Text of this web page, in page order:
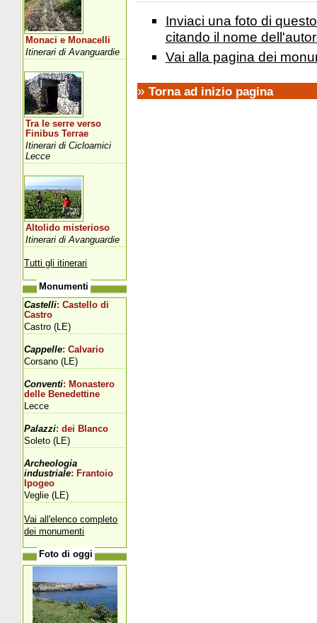
Inviaci una foto di
citando il nome
Vai alla pagina dei
» Torna ad inizio pagina
Monaci e Monacelli
Itinerari di Avanguardie
Tra le serre verso
Finibus Terrae
Itinerari di Cicloamici
Lecce
Altolido misterioso
Itinerari di Avanguardie
Tutti gli itinerari
Monumenti
Castelli: Castello di
Castro
Castro (LE)
Cappelle: Calvario
Corsano (LE)
Conventi: Monastero
delle Benedettine
Lecce
Palazzi: dei Blanco
Soleto (LE)
Archeologia
industriale: Frantoio
Ipogeo
Veglie (LE)
Vai all'elenco completo
dei monumenti
Foto di oggi